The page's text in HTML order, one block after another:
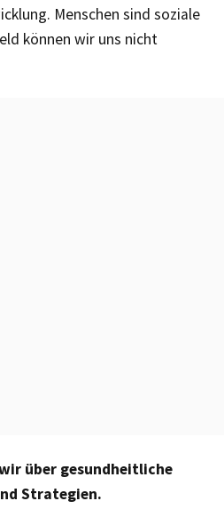
Menschen sind soziale
können wir uns nicht
über gesundheitliche
Strategien.